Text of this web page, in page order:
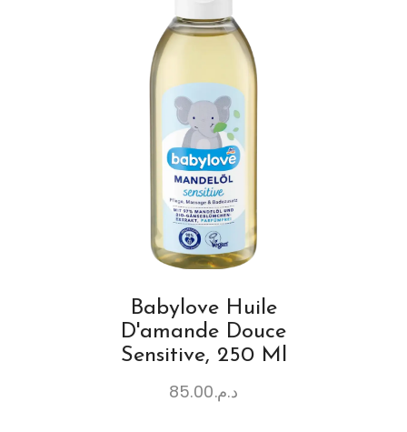
Babylove Huile
D'amande Douce
Sensitive, 250 Ml
د.م.85.00